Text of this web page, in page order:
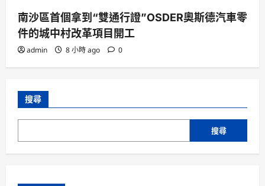
南沙區首個拿到“雙通行證”OSDER奧斯德汽車零
件的城中村改革項目開工
admin 8 小時 ago 0
搜尋
搜尋